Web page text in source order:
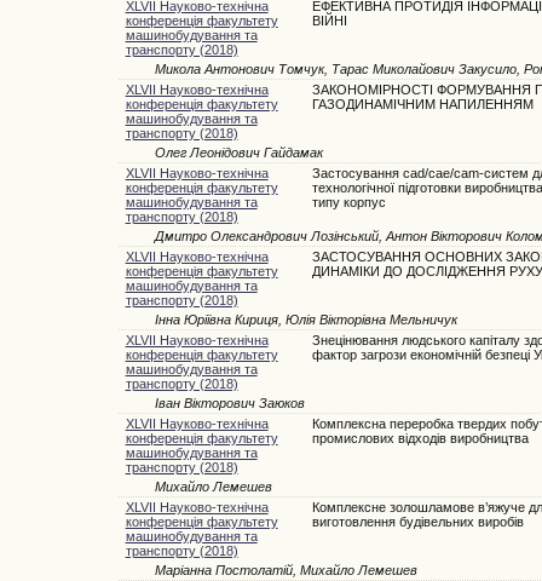
XLVII Науково-технічна
конференція факультету
машинобудування та
транспорту (2018)
ЕФЕКТИВНА ПРОТИДІЯ
ВІЙНІ
Микола Антонович Томчук, Тарас Миколайович Закусило,
XLVII Науково-технічна
конференція факультету
машинобудування та
транспорту (2018)
ЗАКОНОМІРНОСТІ ФОРМУВАННЯ
ГАЗОДИНАМІЧНИМ НАПИЛЕННЯМ
Олег Леонідович Гайдамак
XLVII Науково-технічна
конференція факультету
машинобудування та
транспорту (2018)
Застосування cad/cae/cam-систем
технологічної підготовки
типу корпус
Дмитро Олександрович Лозінський, Антон Вікторович
XLVII Науково-технічна
конференція факультету
машинобудування та
транспорту (2018)
ЗАСТОСУВАННЯ ОСНОВНИХ
ДИНАМІКИ ДО ДОСЛІДЖЕННЯ РУХУ
Інна Юріївна Кириця, Юлія Вікторівна Мельничук
XLVII Науково-технічна
конференція факультету
машинобудування та
транспорту (2018)
Знецінювання людського капіталу
фактор загрози економічній безпеці
Іван Вікторович Заюков
XLVII Науково-технічна
конференція факультету
машинобудування та
транспорту (2018)
Комплексна переробка твердих
промислових відходів виробництва
Михайло Лемешев
XLVII Науково-технічна
конференція факультету
машинобудування та
транспорту (2018)
Комплексне золошламове в’яжуче
виготовлення будівельних виробів
Маріанна Постолатій, Михайло Лемешев